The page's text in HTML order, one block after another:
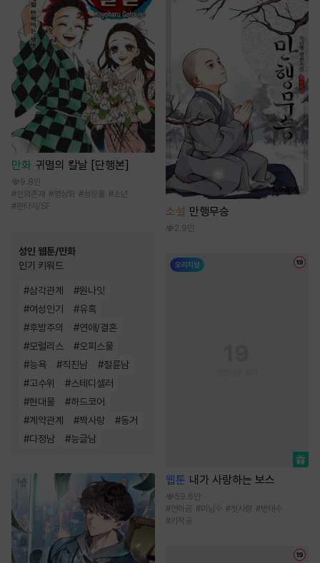
만화 귀멸의 칼날 [단행본]
9.8만
#인외존재 #영상화 #성장물 #소년
# 판타지/SF
성인 웹툰/만화
인기 키워드
#삼각관계 #원나잇
#여성인기 #유혹
#후방주의 #연애/결혼
#모럴리스 #오피스물
#능욕 #직진남 #절륜남
#고수위 #스테디셀러
#현대물 #하드코어
#계약관계 #짝사랑 #동거
#다정남 #능글남
소설 만행무승
2.9만
웹툰 내가 사랑하는 보스
59.6만
#연하공 #미남수 #첫사랑 #변태수
#키작공